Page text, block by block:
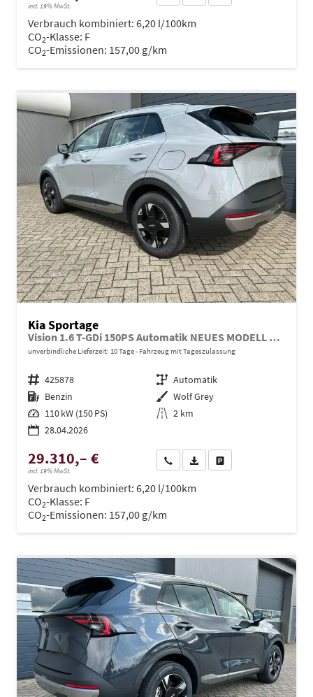
incl. 19% MwSt.
Verbrauch kombiniert: 6,20 l/100km
CO2-Klasse: F
CO2-Emissionen: 157,00 g/km
Kia Sportage
Vision 1.6 T-GDi 150PS Automatik NEUES MODELL MY26 FACELIFT Sitzheizung Lenkradheizung Klimaautomatik Navi Bluetooth Touchscreen Apple CarPlay Android Auto PDC v+h 17"LM Rückf.Kamera ACC 2x Keyless
unverbindliche Lieferzeit: 10 Tage Fahrzeug mit Tageszulassung
Fahrzeugnr. 425878 Getriebe Automatik
Kraftstoff Benzin Außenfarbe Wolf Grey
Leistung 110 kW (150 PS) Kilometerstand 2 km
28.04.2026
29.310,– €
incl. 19% MwSt.
Wir rufen Sie anPDF-Datei, Fahrzeugexposé
Verbrauch kombiniert: 6,20 l/100km
CO2-Klasse: F
CO2-Emissionen: 157,00 g/km